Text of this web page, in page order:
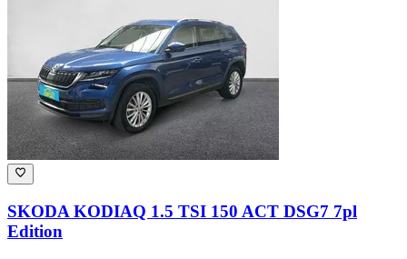
SKODA KODIAQ 1.5 TSI 150 ACT DSG7 7pl
Edition